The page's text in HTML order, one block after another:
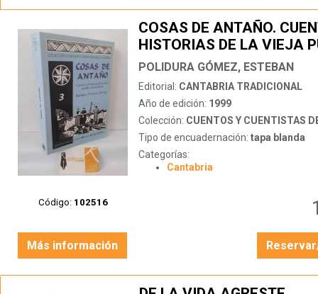
Código: 102516
COSAS DE ANTAÑO.
HISTORIAS DE LA VIEJA
SANTANDERINA
POLIDURA GÓMEZ, ESTEBAN
Editorial: CANTABRIA TRADICIONAL
Año de edición: 1999
Colección: CUENTOS Y CUENTISTAS DE
Tipo de encuadernación: tapa blanda
Categorías:
Cantabria
Más información